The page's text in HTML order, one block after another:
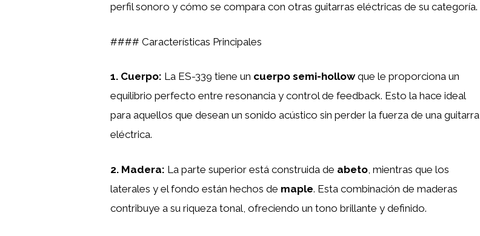
perfil sonoro y cómo se compara con otras guitarras eléctricas de su categoría.
#### Características Principales
1. Cuerpo: La ES-339 tiene un cuerpo semi-hollow que le proporciona un
equilibrio perfecto entre resonancia y control de feedback. Esto la hace ideal
para aquellos que desean un sonido acústico sin perder la fuerza de una guitarra
eléctrica.
2. Madera: La parte superior está construida de abeto , mientras que los
laterales y el fondo están hechos de maple. Esta combinación de maderas
contribuye a su riqueza tonal, ofreciendo un tono brillante y definido.